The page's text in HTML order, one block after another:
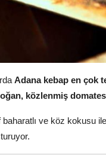
Adana kebap en çok
közlenmiş
baharatlı ve köz kokusu